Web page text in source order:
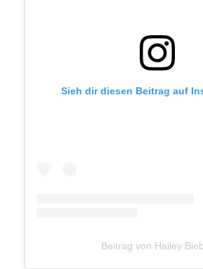
Sieh dir diesen Beitrag auf
Beitrag von Hailey